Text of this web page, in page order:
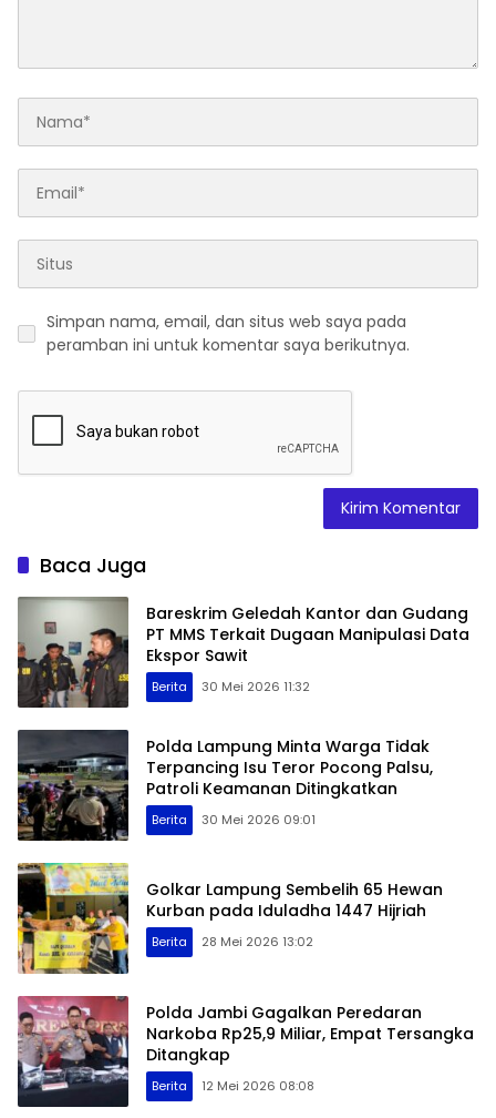
Simpan nama, email, dan situs web saya pada
peramban ini untuk komentar saya berikutnya.
Baca Juga
Bareskrim Geledah Kantor dan Gudang
PT MMS Terkait Dugaan Manipulasi Data
Ekspor Sawit
Berita 30 Mei 2026 11:32
Polda Lampung Minta Warga Tidak
Terpancing Isu Teror Pocong Palsu,
Patroli Keamanan Ditingkatkan
Berita 30 Mei 2026 09:01
Golkar Lampung Sembelih 65 Hewan
Kurban pada Iduladha 1447 Hijriah
Berita 28 Mei 2026 13:02
Polda Jambi Gagalkan Peredaran
Narkoba Rp25,9 Miliar, Empat Tersangka
Ditangkap
Berita 12 Mei 2026 08:08